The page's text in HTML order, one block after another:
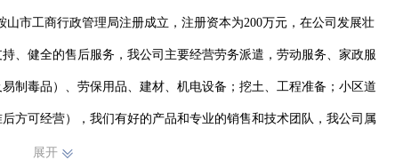
山市工商行政管理局注册成立，注册资本为200万元，在公司发展壮
、健全的售后服务，我公司主要经营劳务派遣，劳动服务、家政服
制毒品）、劳保用品、建材、机电设备；挖土、工程准备；小区道
方可经营），我们有好的产品和专业的销售和技术团队，我公司属
务有兴趣，期待您在线留言或者来电咨询
展开